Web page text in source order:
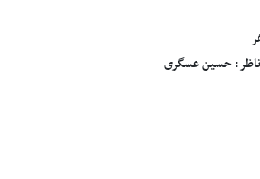
ناظر: حسین عسگری